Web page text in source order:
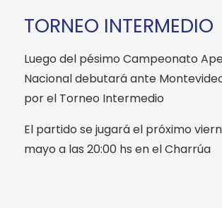
TORNEO INTERMEDIO
Luego del pésimo Campeonato
Nacional debutará ante
por el Torneo Intermedio
El partido se jugará el próximo
mayo a las 20:00 hs en el Charrúa